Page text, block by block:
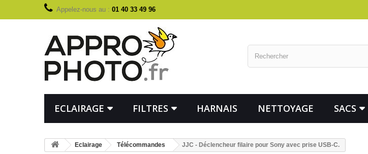
Appelez-nous au : 01 40 33 49 96
ECLAIRAGE FILTRES HARNAIS NETTOYAGE SACS
Eclairage Télécommandes JJC - Déclencheur filaire pour Sony avec prise USB-C.